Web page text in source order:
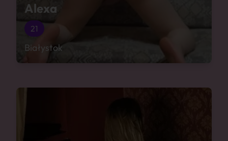
Alexa
21
Białystok